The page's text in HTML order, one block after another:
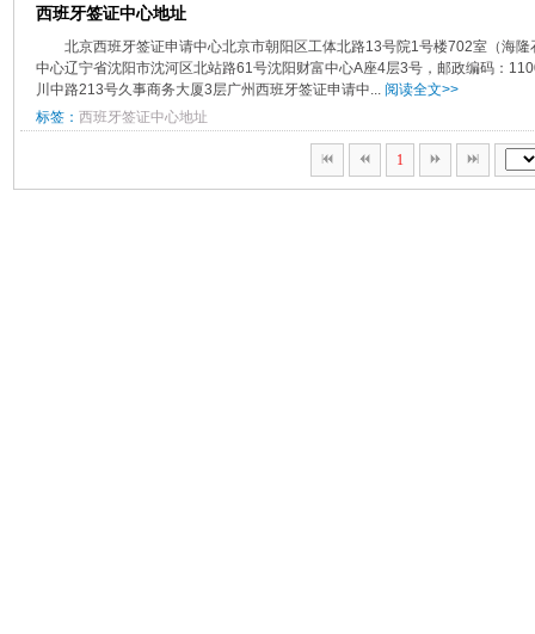
西班牙签证中心地址
北京西班牙签证申请中心北京市朝阳区工体北路13号院1号楼702室（海
中心辽宁省沈阳市沈河区北站路61号沈阳财富中心A座4层3号，邮政编码：
川中路213号久事商务大厦3层广州西班牙签证申请中... 阅读全文>>
标签： 西班牙签证中心地址
1